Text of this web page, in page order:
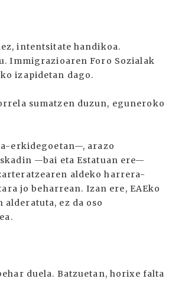
intentsitate handikoa.
Immigrazioaren Foro Sozialak
izapidetan dago.
sumatzen duzun, eguneroko
erkidegoetan—, arazo
—bai eta Estatuan ere—
aldeko harrera-
jo beharrean. Izan ere, EAEko
ez da oso
duela. Batzuetan, horixe falta